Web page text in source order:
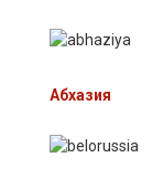
Абхазия